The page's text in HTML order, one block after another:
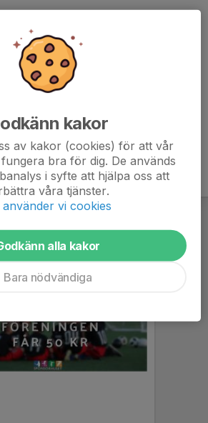
kakor
av kakor (cookies) för att vår
bra för dig. De används
i syfte att hjälpa oss att
våra tjänster.
använder vi cookies
alla kakor
Bara nödvändiga